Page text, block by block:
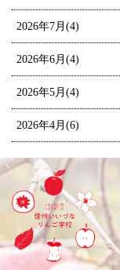
2026年7月(4)
2026年6月(4)
2026年5月(4)
2026年4月(6)